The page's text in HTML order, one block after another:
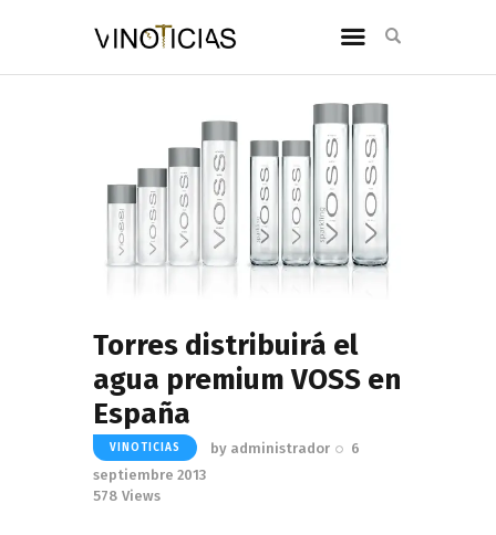
Torres distribuirá el
agua premium VOSS en
España
VINOTICIAS by administrador
6
septiembre 2013
578 Views